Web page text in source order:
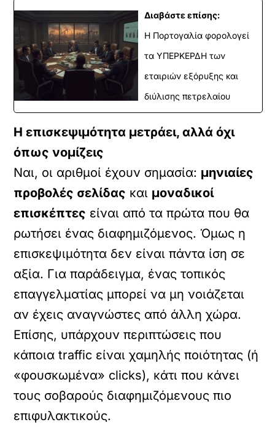
Διαβάστε επίσης:
Η Πορτογαλία φορολογεί
τα ΥΠΕΡΚΕΡΔΗ των
εταιριών εξόρυξης και
διύλισης πετρελαίου
Η επισκεψιμότητα μετράει, αλλά όχι
όπως νομίζεις
Ναι, οι αριθμοί έχουν σημασία: μηνιαίες
προβολές σελίδας και μοναδικοί
επισκέπτες είναι από τα πρώτα που θα
ρωτήσει ένας διαφημιζόμενος. Όμως η
επισκεψιμότητα δεν είναι πάντα ίση σε
αξία. Για παράδειγμα, ένας τοπικός
επαγγελματίας μπορεί να μη νοιάζεται
αν έχεις αναγνώστες από άλλη χώρα.
Επίσης, υπάρχουν περιπτώσεις που
κάποια traffic είναι χαμηλής ποιότητας (ή
«φουσκωμένα» clicks), κάτι που κάνει
τους σοβαρούς διαφημιζόμενους πιο
επιφυλακτικούς.